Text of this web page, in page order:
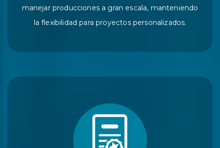
manejar producciones a gran escala, manteniendo
la flexibilidad para proyectos personalizados.